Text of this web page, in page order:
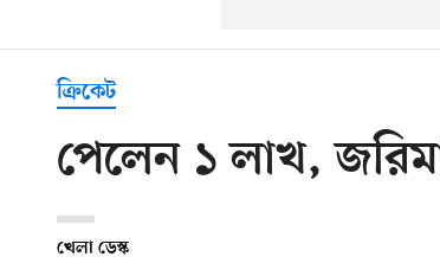
ক্রিকেট
পেলেন ১ লাখ,
খেলা ডেস্ক